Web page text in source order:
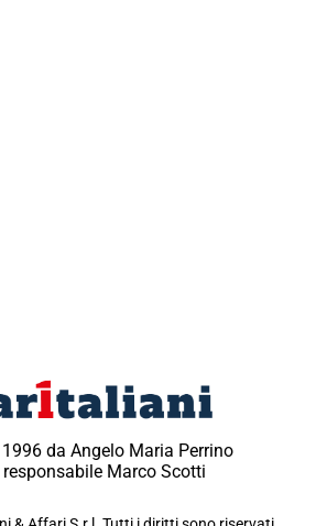
da Angelo Maria Perrino
responsabile Marco Scotti